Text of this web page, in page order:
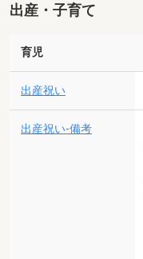
出産・子育て
育児
出産祝い
出産祝い-備考